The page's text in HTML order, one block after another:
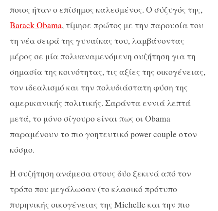
ποιος ήταν ο επίσημος καλεσμένος. Ο σύζυγός της,
Barack Οbama, τίμησε πρώτος με την παρουσία του
τη νέα σειρά της γυναίκας του, λαμβάνοντας
μέρος σε μία πολυαναμενόμενη συζήτηση για τη
σημασία της κοινότητας, τις αξίες της οικογένειας,
τον ιδεαλισμό και την πολυδιάστατη φύση της
αμερικανικής πολιτικής. Σαράντα εννιά λεπτά
μετά, το μόνο σίγουρο είναι πως οι Obama
παραμένουν το πιο γοητευτικό power couple στον
κόσμο.
Η συζήτηση ανάμεσα στους δύο ξεκινά από τον
τρόπο που μεγάλωσαν (το κλασικό πρότυπο
πυρηνικής οικογένειας της Michelle και την πιο